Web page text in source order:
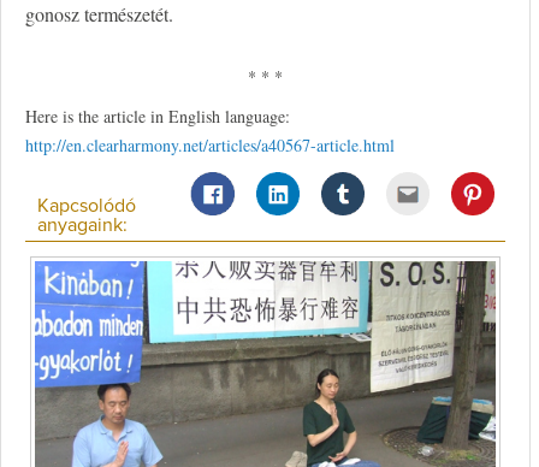
gonosz természetét.
* * *
Here is the article in English language:
http://en.clearharmony.net/articles/a40567-article.html
Kapcsolódó
anyagaink: